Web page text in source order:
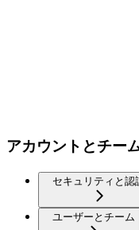
アカウントとチー
セキュリティと認
ユーザーとチーム